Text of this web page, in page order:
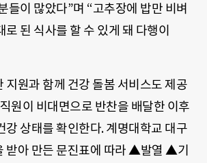
들이 많았다”며 “고추장에 밥만 비벼
된 식사를 할 수 있게 돼 다행이
지원과 함께 건강 돌봄 서비스도 제공
원이 비대면으로 반찬을 배달한 이후
강 상태를 확인한다.계명대학교 대구
받아 만든 문진표에 따라 ▲발열 ▲기